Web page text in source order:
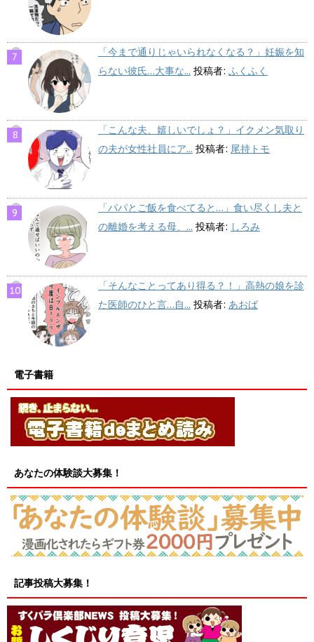
「今まで通りじゃいられなくなる？」妊娠を知
らない彼氏…大事な... 投稿者: ふくふく
「こんな夫、嬉しいでしょ？」イクメン気取り
の夫が女性社員にア... 投稿者: 尾持トモ
「パパとご飯を食べてると…」食い尽くし夫と
の離婚を考える母、... 投稿者: しろみ
「そんなことってあり得る？！」高熱の娘を診
た医師のひと言…自... 投稿者: あおば
電子書籍
あなたの体験談大募集！
記事投稿大募集！